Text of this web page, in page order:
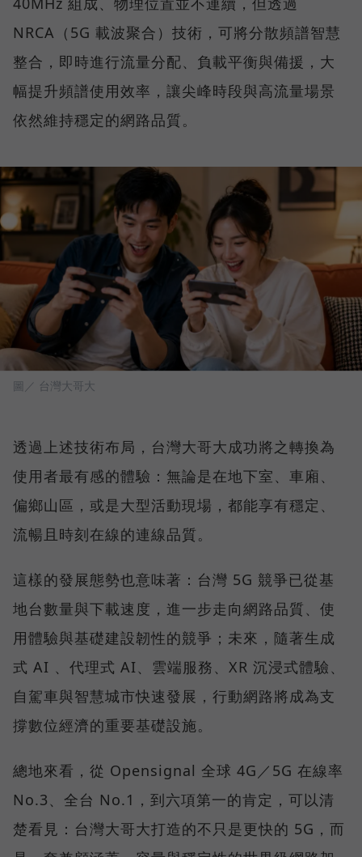
NRCA（5G 載波聚合）技術，可將分散頻譜智慧
整合，即時進行流量分配、負載平衡與備援，大
幅提升頻譜使用效率，讓尖峰時段與高流量場景
依然維持穩定的網路品質。
圖／ 台灣大哥大
透過上述技術布局，台灣大哥大成功將之轉換為
使用者最有感的體驗：無論是在地下室、車廂、
偏鄉山區，或是大型活動現場，都能享有穩定、
流暢且時刻在線的連線品質。
這樣的發展態勢也意味著：台灣 5G 競爭已從基
地台數量與下載速度，進一步走向網路品質、使
用體驗與基礎建設韌性的競爭；未來，隨著生成
式 AI 、代理式 AI、雲端服務、XR 沉浸式體驗、
自駕車與智慧城市快速發展，行動網路將成為支
撐數位經濟的重要基礎設施。
總地來看，從 Opensignal 全球 4G／5G 在線率
No.3、全台 No.1，到六項第一的肯定，可以清
楚看見：台灣大哥大打造的不只是更快的 5G，而